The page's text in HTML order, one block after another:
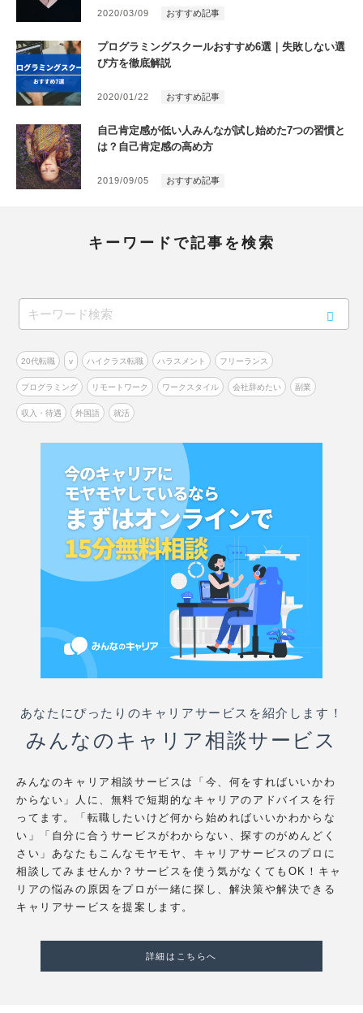
キーワードで記事を検索
20代転職 v ハイクラス転職 ハラスメント フリーランス
プログラミング リモートワーク ワークスタイル 会社辞めたい 副業
収入・待遇 外国語 就活
2020/03/09 おすすめ記事
プログラミングスクールおすすめ6選｜失敗しない選
び方を徹底解説
2020/01/22 おすすめ記事
自己肯定感が低い人みんなが試し始めた7つの習慣と
は？自己肯定感の高め方
2019/09/05 おすすめ記事
あなたにぴったりのキャリアサービスを紹介します！
みんなのキャリア相談サービス
みんなのキャリア相談サービスは「今、何をすればいいかわ
からない」人に、無料で短期的なキャリアのアドバイスを行
ってます。「転職したいけど何から始めればいいかわからな
い」「自分に合うサービスがわからない、探すのがめんどく
さい」あなたもこんなモヤモヤ、キャリアサービスのプロに
相談してみませんか？サービスを使う気がなくてもOK！キャ
リアの悩みの原因をプロが一緒に探し、解決策や解決できる
キャリアサービスを提案します。
詳細はこちらへ